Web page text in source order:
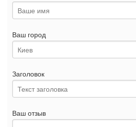
Ваш город
Заголовок
Ваш отзыв